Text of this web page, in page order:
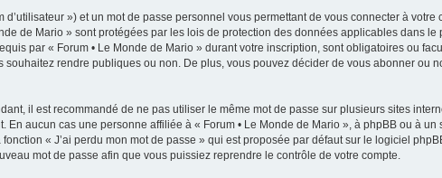
») et un mot de passe personnel vous permettant de vous connecter à
de Mario » sont protégées par les lois de protection des données applicables dans le
par « Forum • Le Monde de Mario » durant votre inscription, sont obligatoires ou
rendre publiques ou non. De plus, vous pouvez décider de vous abonner ou
il est recommandé de ne pas utiliser le même mot de passe sur plusieurs sites
aucun cas une personne affiliée à « Forum • Le Monde de Mario », à phpBB ou à
« J’ai perdu mon mot de passe » qui est proposée par défaut sur le logiciel
mot de passe afin que vous puissiez reprendre le contrôle de votre compte.